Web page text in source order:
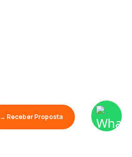
→ Receber Proposta